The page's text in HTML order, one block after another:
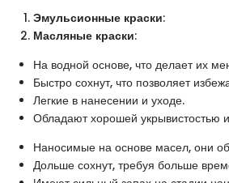
Эмульсионные краски:
Масляные краски:
На водной основе, что делает их
Быстро сохнут, что позволяет
Легкие в нанесении и уходе.
Обладают хорошей укрывистостью
Наносимые на основе масел, они
Дольше сохнут, требуя больше